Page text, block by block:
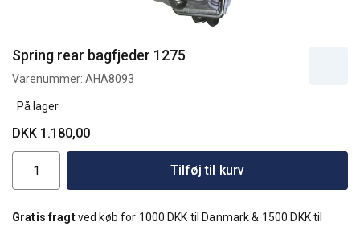
Spring rear bagfjeder 1275
Varenummer: AHA8093
På lager
DKK 1.180,00
Tilføj til kurv
Gratis fragtved køb for 1000 DKK til Danmark & 1500 DKK til